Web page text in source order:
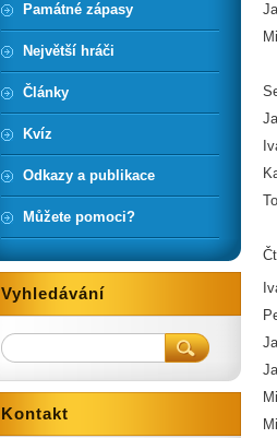
Památné zápasy
Největší hráči
Články
Kvíz
Odkazy a publikace
Můžete pomoci?
Vyhledávání
Kontakt